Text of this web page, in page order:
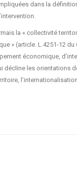
dans la
la « collectivité
» (article. L.4251-12
économique,
décline les orientations